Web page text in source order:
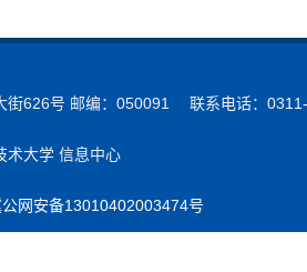
街626号 邮编：050091 联系电话：
术大学 信息中心
公网安备13010402003474号